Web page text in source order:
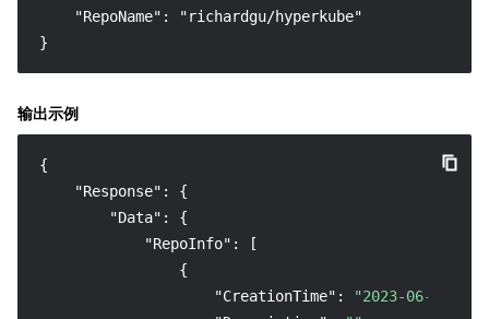
    "RepoName": "richardgu/hyperkube"
}
输出示例
{
"Response" :
{
"Data" :
{
"RepoInfo" :
[
{
"CreationTime" :
"2023-06-20